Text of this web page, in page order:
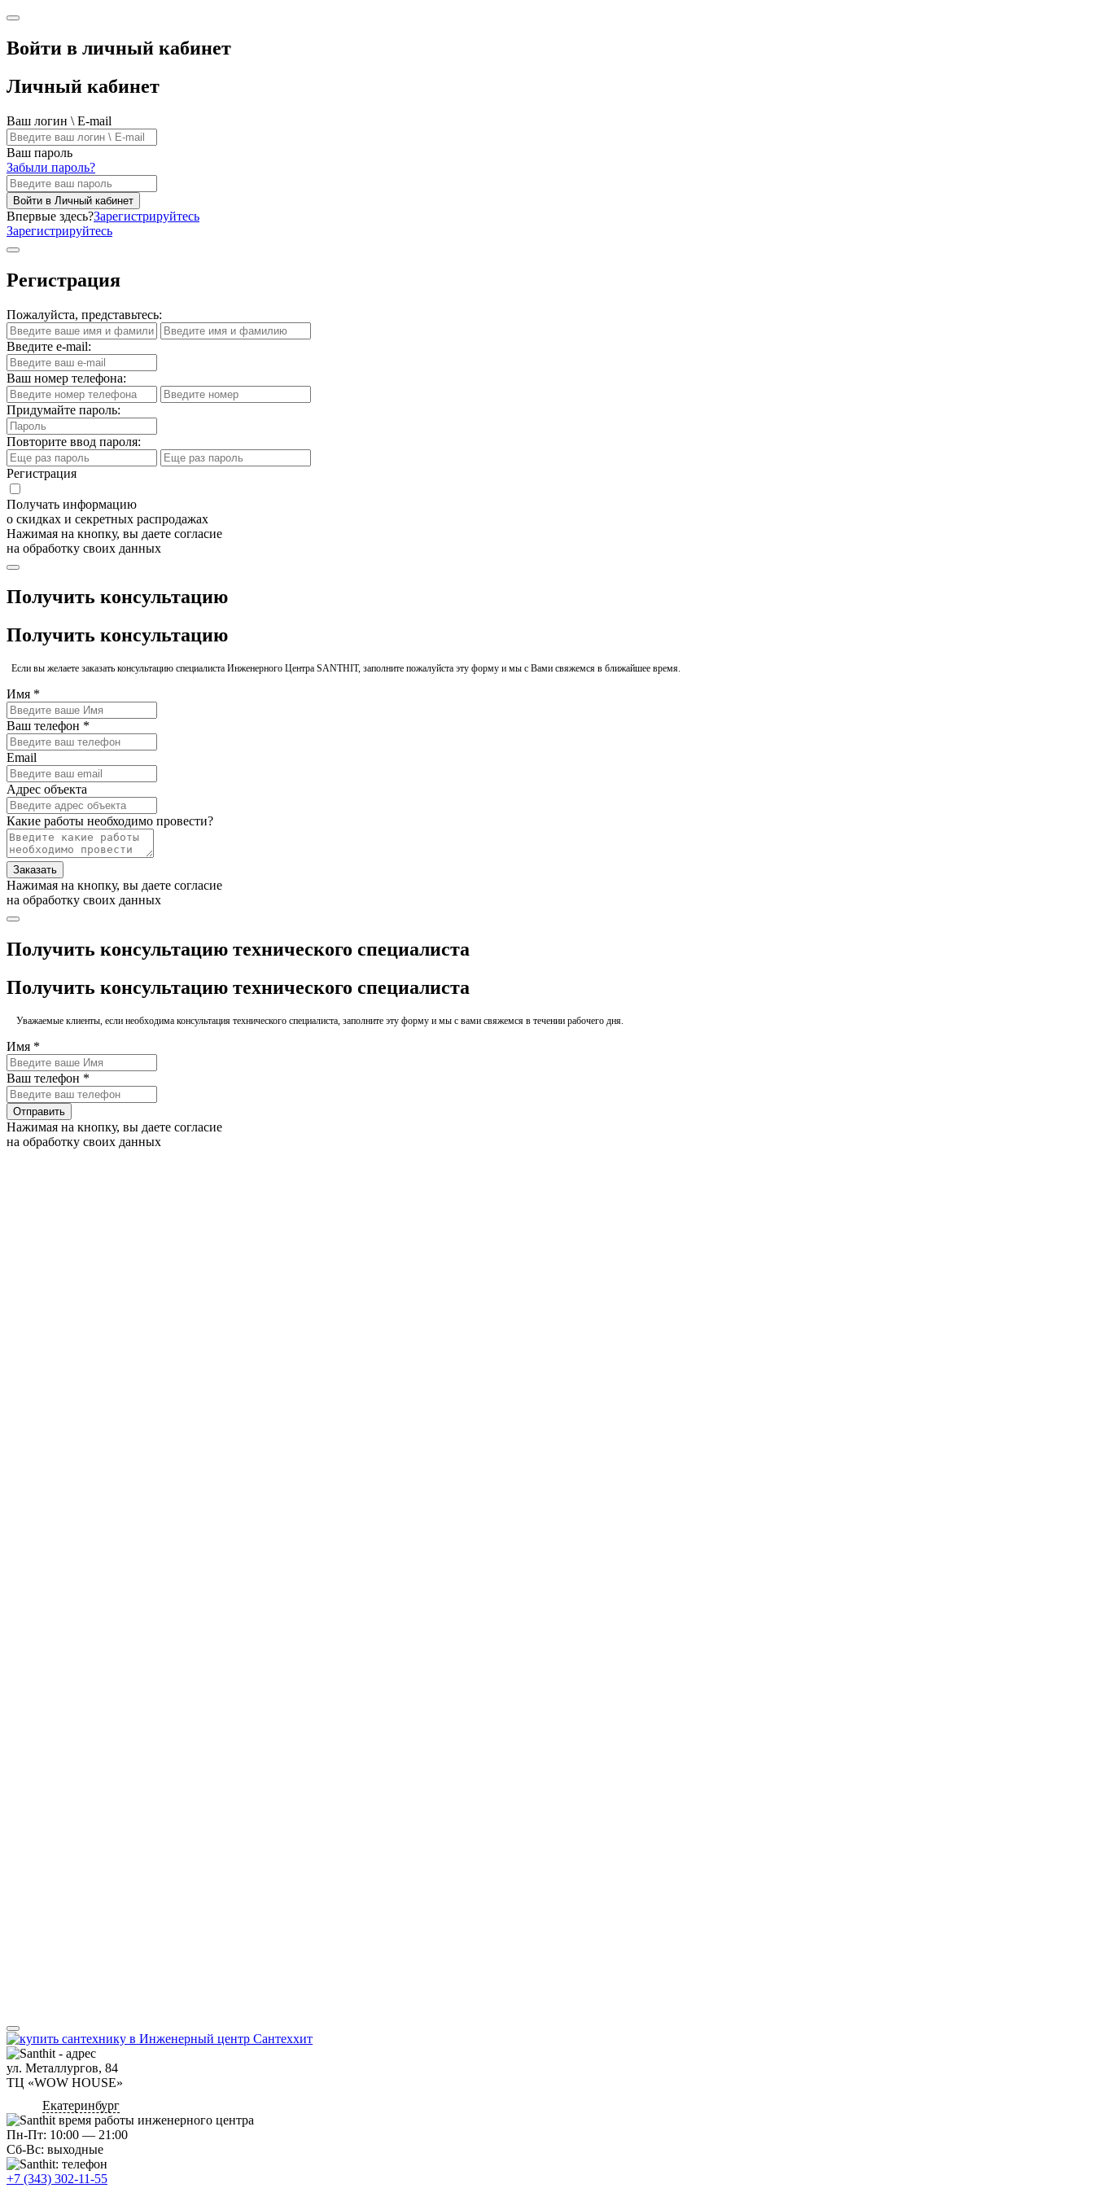
Войти в личный кабинет
Личный кабинет
Ваш логин \ E-mail
Ваш пароль
Забыли пароль?
Войти в Личный кабинет
Впервые здесь?Зарегистрируйтесь
Зарегистрируйтесь
Регистрация
Пожалуйста, представьтесь:
Введите e-mail:
Ваш номер телефона:
Придумайте пароль:
Повторите ввод пароля:
Регистрация
Получать информацию
о скидках и секретных распродажах
Нажимая на кнопку, вы даете согласие
на обработку своих данных
Получить консультацию
Получить консультацию
Если вы желаете заказать консультацию специалиста Инженерного Центра SANTHIT, заполните пожалуйста эту форму и мы с Вами свяжемся в ближайшее время.
Имя *
Ваш телефон *
Email
Адрес объекта
Какие работы необходимо провести?
Заказать
Нажимая на кнопку, вы даете согласие
на обработку своих данных
Получить консультацию технического специалиста
Получить консультацию технического специалиста
Уважаемые клиенты, если необходима консультация технического специалиста, заполните эту форму и мы с вами свяжемся в течении рабочего дня.
Имя *
Ваш телефон *
Отправить
Нажимая на кнопку, вы даете согласие
на обработку своих данных
ул. Металлургов, 84
ТЦ «WOW HOUSE»
Екатеринбург
Пн-Пт: 10:00 — 21:00
Сб-Вс: выходные
+7 (343) 302-11-55